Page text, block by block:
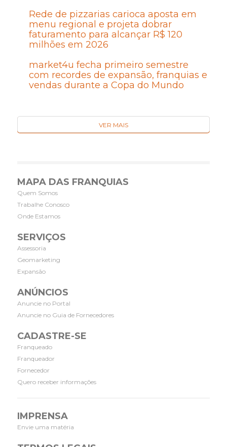
Rede de pizzarias carioca aposta em
menu regional e projeta dobrar
faturamento para alcançar R$ 120
milhões em 2026
market4u fecha primeiro semestre
com recordes de expansão, franquias e
vendas durante a Copa do Mundo
VER MAIS
MAPA DAS FRANQUIAS
Quem Somos
Trabalhe Conosco
Onde Estamos
SERVIÇOS
Assessoria
Geomarketing
Expansão
ANÚNCIOS
Anuncie no Portal
Anuncie no Guia de Fornecedores
CADASTRE-SE
Franqueado
Franqueador
Fornecedor
Quero receber informações
IMPRENSA
Envie uma matéria